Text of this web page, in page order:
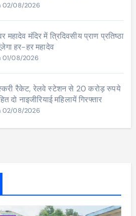
02/08/2026
महादेव मंदिर में त्रिदिवसीय प्राण प्रतिष्ठा
हर-हर महादेव
01/08/2026
रैकेट, रेलवे स्टेशन से 20 करोड़ रुपये
दो नाइजीरियाई महिलायें गिरफ्तार
02/08/2026